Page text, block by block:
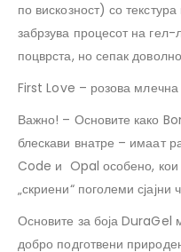
по вискозност) со
забрзува процесот на гел-
поцврста, но сепак
First Love – розова млечна
Важно! – Основите како
блескави внатре – имаат
Code и Opal особено, кои
„скриени“ поголеми сјајни
Основите за боја DuraGel
добро подготвени